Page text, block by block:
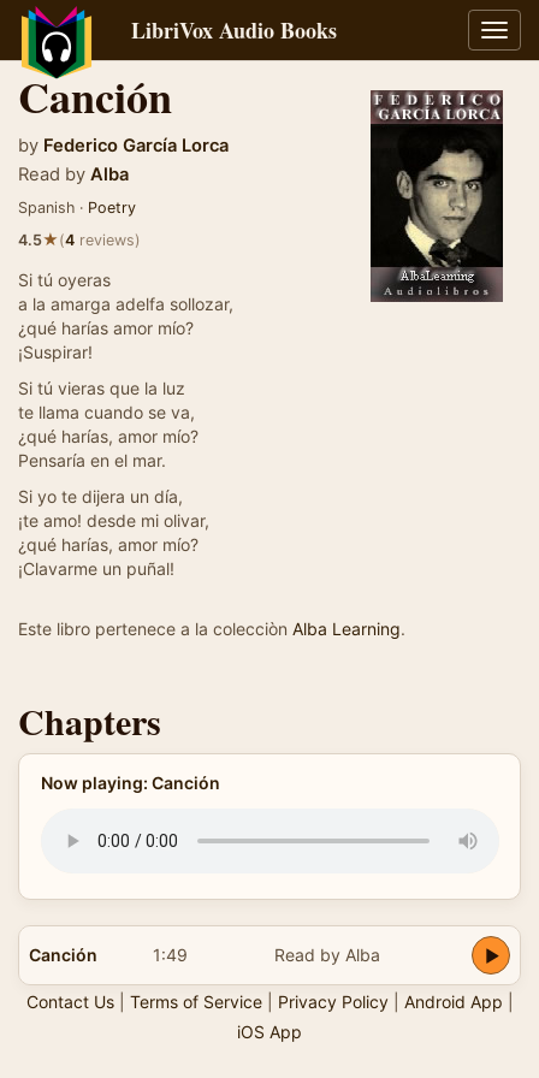
LibriVox Audio Books
Canción
by Federico García Lorca
Read by Alba
Spanish · Poetry
4.5★(4 reviews)
Si tú oyeras
a la amarga adelfa sollozar,
¿qué harías amor mío?
¡Suspirar!
Si tú vieras que la luz
te llama cuando se va,
¿qué harías, amor mío?
Pensaría en el mar.
Si yo te dijera un día,
¡te amo! desde mi olivar,
¿qué harías, amor mío?
¡Clavarme un puñal!
Este libro pertenece a la colecciòn Alba Learning.
Chapters
Now playing: Canción
Canción 1:49 Read by Alba
Contact Us| Terms of Service| Privacy Policy| Android App
iOS App